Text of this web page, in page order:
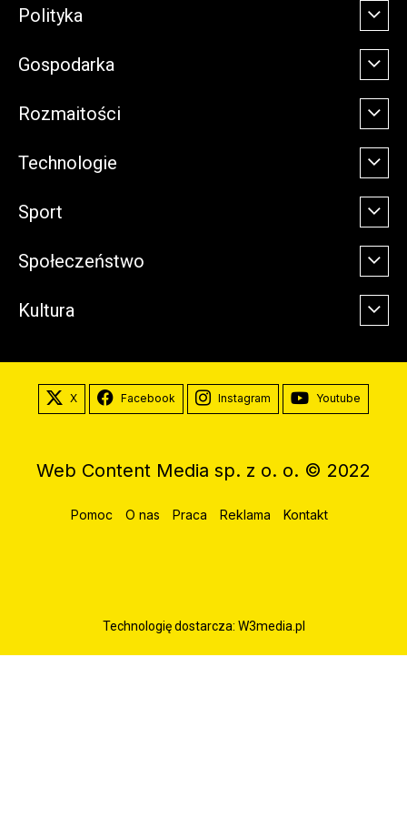
Polityka
Gospodarka
Rozmaitości
Technologie
Sport
Społeczeństwo
Kultura
X Facebook Instagram Youtube
Web Content Media sp. z o. o. © 2022
Pomoc O nas Praca Reklama Kontakt
Technologię dostarcza: W3media.pl